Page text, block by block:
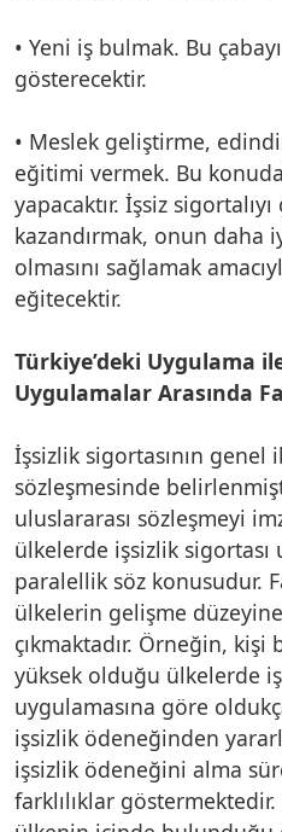
• Yeni iş bulmak. Bu
gösterecektir.
• Meslek geliştirme,
eğitimi vermek. Bu
yapacaktır. İşsiz sigortalıyı
kazandırmak, onun daha
olmasını sağlamak
eğitecektir.
Türkiye’deki Uygulama
Uygulamalar Arasında
İşsizlik sigortasının genel
sözleşmesinde
uluslararası sözleşmeyi
ülkelerde işsizlik sigortası
paralellik söz konusudur.
ülkelerin gelişme
çıkmaktadır. Örneğin, kişi
yüksek olduğu ülkelerde
uygulamasına göre
işsizlik ödeneğinden
işsizlik ödeneğini alma
farklılıklar